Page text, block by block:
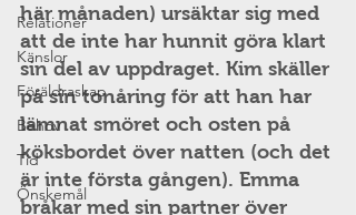
Relationer
Känslor
Föräldraskap
Behov
Tid
Önskemål
här månaden) ursäktar sig med
att de inte har hunnit göra klart
sin del av uppdraget. Kim skäller
på sin tonåring för att han har
lämnat smöret och osten på
köksbordet över natten (och det
är inte första gången). Emma
bråkar med sin partner över